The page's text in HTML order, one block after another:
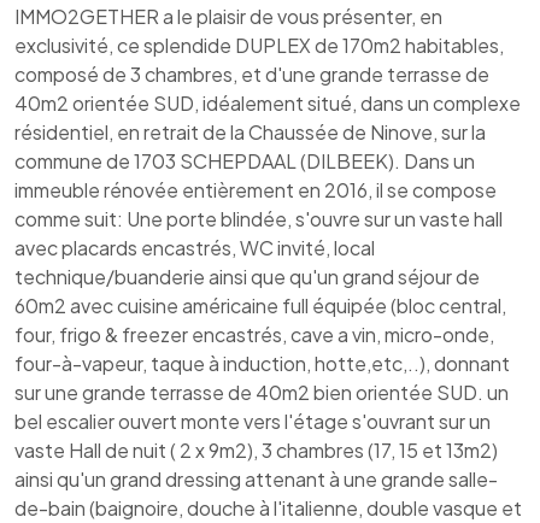
IMMO2GETHER a le plaisir de vous présenter, en
exclusivité, ce splendide DUPLEX de 170m2 habitables,
composé de 3 chambres, et d'une grande terrasse de
40m2 orientée SUD, idéalement situé, dans un complexe
résidentiel, en retrait de la Chaussée de Ninove, sur la
commune de 1703 SCHEPDAAL (DILBEEK). Dans un
immeuble rénovée entièrement en 2016, il se compose
comme suit: Une porte blindée, s'ouvre sur un vaste hall
avec placards encastrés, WC invité, local
technique/buanderie ainsi que qu'un grand séjour de
60m2 avec cuisine américaine full équipée (bloc central,
four, frigo & freezer encastrés, cave a vin, micro-onde,
four-à-vapeur, taque à induction, hotte,etc,..), donnant
sur une grande terrasse de 40m2 bien orientée SUD. un
bel escalier ouvert monte vers l'étage s'ouvrant sur un
vaste Hall de nuit ( 2 x 9m2), 3 chambres (17, 15 et 13m2)
ainsi qu'un grand dressing attenant à une grande salle-
de-bain (baignoire, douche à l'italienne, double vasque et